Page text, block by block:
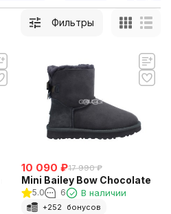
Фильтры
10 090 ₽17 990 ₽
Mini Bailey Bow Chocolate
5.0 6 В наличии
+252 бонусов